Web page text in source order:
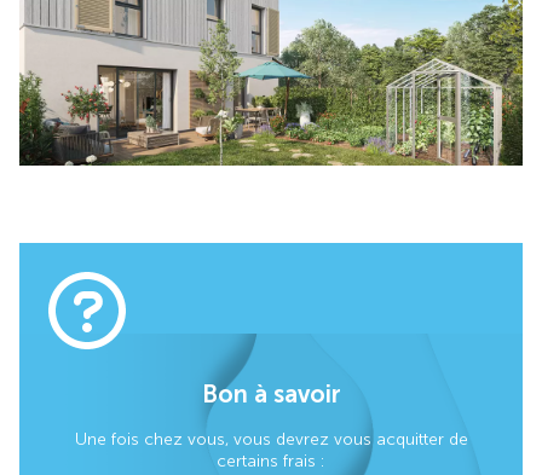
Bon à savoir
Une fois chez vous, vous devrez vous acquitter de
certains frais :